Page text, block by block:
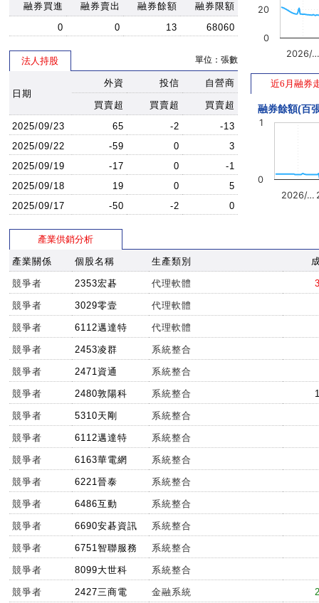
融券買進
融券賣出 融券餘額
融券限額
0
0 13 68060
法人持股 單位：張數
日期
外資 投信 自營商
買賣超 買賣超
買賣超
2025/09/23
65 -2
-13
2025/09/22
-59 0
3
2025/09/19
-17 0
-1
2025/09/18
19 0
5
2025/09/17
-50 -2 0
2026/
0
20
近6月融券
融券餘額(百
2026/…
0
1
產業供銷分析
產業關係 個股名稱 生產類別
競爭者 2353宏碁 代理軟體
競爭者 3029零壹 代理軟體
競爭者 6112邁達特 代理軟體
競爭者 2453凌群 系統整合
競爭者 2471資通 系統整合
競爭者 2480敦陽科 系統整合
競爭者 5310天剛 系統整合
競爭者 6112邁達特 系統整合
競爭者 6163華電網 系統整合
競爭者 6221晉泰 系統整合
競爭者 6486互動 系統整合
競爭者 6690安碁資訊 系統整合
競爭者 6751智聯服務 系統整合
競爭者 8099大世科 系統整合
競爭者 2427三商電 金融系統